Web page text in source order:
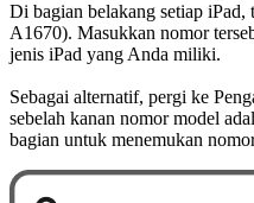
Di bagian belakang setiap
A1670). Masukkan nomor
jenis iPad yang Anda miliki.
Sebagai alternatif, pergi ke
sebelah kanan nomor model
bagian untuk menemukan